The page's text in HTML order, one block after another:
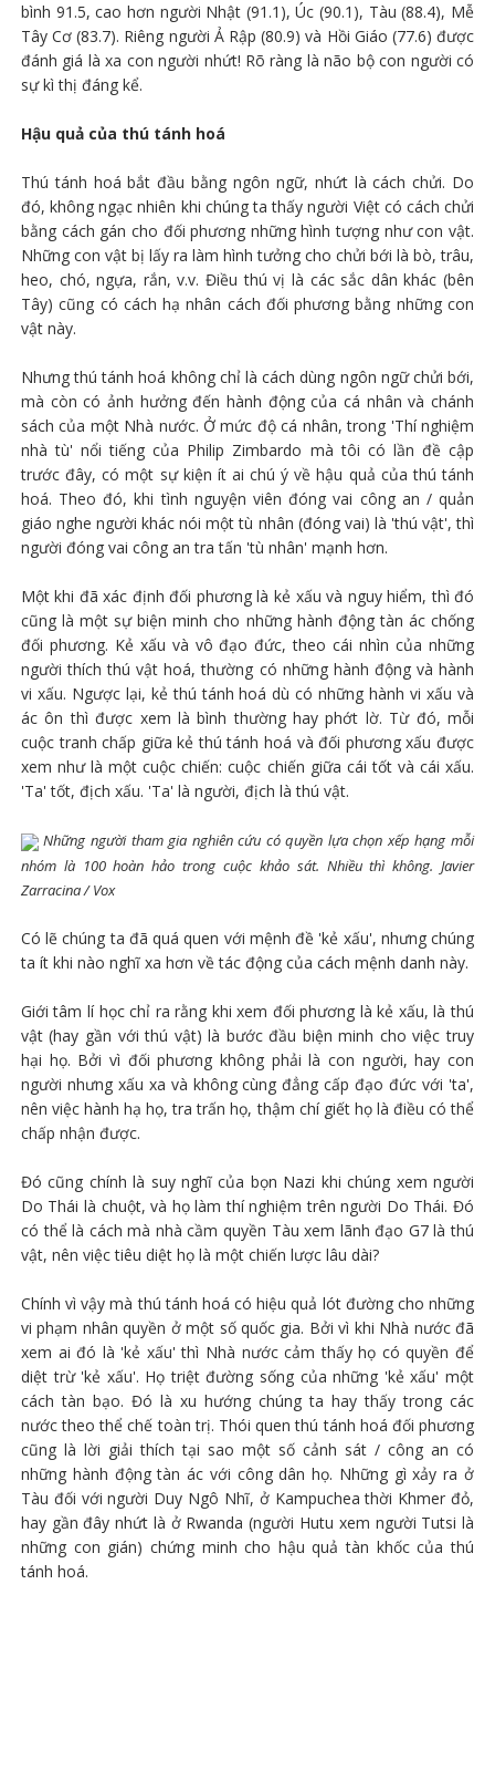
bình 91.5, cao hơn người Nhật (91.1), Úc (90.1), Tàu (88.4), Mễ
Tây Cơ (83.7). Riêng người Ả Rập (80.9) và Hồi Giáo (77.6) được
đánh giá là xa con người nhứt! Rõ ràng là não bộ con người có
sự kì thị đáng kể.
Hậu quả của thú tánh hoá
Thú tánh hoá bắt đầu bằng ngôn ngữ, nhứt là cách chửi. Do
đó, không ngạc nhiên khi chúng ta thấy người Việt có cách chửi
bằng cách gán cho đối phương những hình tượng như con vật.
Những con vật bị lấy ra làm hình tưởng cho chửi bới là bò, trâu,
heo, chó, ngựa, rắn, v.v. Điều thú vị là các sắc dân khác (bên
Tây) cũng có cách hạ nhân cách đối phương bằng những con
vật này.
Nhưng thú tánh hoá không chỉ là cách dùng ngôn ngữ chửi bới,
mà còn có ảnh hưởng đến hành động của cá nhân và chánh
sách của một Nhà nước. Ở mức độ cá nhân, trong 'Thí nghiệm
nhà tù' nổi tiếng của Philip Zimbardo mà tôi có lần đề cập
trước đây, có một sự kiện ít ai chú ý về hậu quả của thú tánh
hoá. Theo đó, khi tình nguyện viên đóng vai công an / quản
giáo nghe người khác nói một tù nhân (đóng vai) là 'thú vật', thì
người đóng vai công an tra tấn 'tù nhân' mạnh hơn.
Một khi đã xác định đối phương là kẻ xấu và nguy hiểm, thì đó
cũng là một sự biện minh cho những hành động tàn ác chống
đối phương. Kẻ xấu và vô đạo đức, theo cái nhìn của những
người thích thú vật hoá, thường có những hành động và hành
vi xấu. Ngược lại, kẻ thú tánh hoá dù có những hành vi xấu và
ác ôn thì được xem là bình thường hay phớt lờ. Từ đó, mỗi
cuộc tranh chấp giữa kẻ thú tánh hoá và đối phương xấu được
xem như là một cuộc chiến: cuộc chiến giữa cái tốt và cái xấu.
'Ta' tốt, địch xấu. 'Ta' là người, địch là thú vật.
Những người tham gia nghiên cứu có quyền lựa chọn xếp hạng mỗi
nhóm là 100 hoàn hảo trong cuộc khảo sát. Nhiều thì không. Javier
Zarracina / Vox
Có lẽ chúng ta đã quá quen với mệnh đề 'kẻ xấu', nhưng chúng
ta ít khi nào nghĩ xa hơn về tác động của cách mệnh danh này.
Giới tâm lí học chỉ ra rằng khi xem đối phương là kẻ xấu, là thú
vật (hay gần với thú vật) là bước đầu biện minh cho việc truy
hại họ. Bởi vì đối phương không phải là con người, hay con
người nhưng xấu xa và không cùng đẳng cấp đạo đức với 'ta',
nên việc hành hạ họ, tra trấn họ, thậm chí giết họ là điều có thể
chấp nhận được.
Đó cũng chính là suy nghĩ của bọn Nazi khi chúng xem người
Do Thái là chuột, và họ làm thí nghiệm trên người Do Thái. Đó
có thể là cách mà nhà cầm quyền Tàu xem lãnh đạo G7 là thú
vật, nên việc tiêu diệt họ là một chiến lược lâu dài?
Chính vì vậy mà thú tánh hoá có hiệu quả lót đường cho những
vi phạm nhân quyền ở một số quốc gia. Bởi vì khi Nhà nước đã
xem ai đó là 'kẻ xấu' thì Nhà nước cảm thấy họ có quyền để
diệt trừ 'kẻ xấu'. Họ triệt đường sống của những 'kẻ xấu' một
cách tàn bạo. Đó là xu hướng chúng ta hay thấy trong các
nước theo thể chế toàn trị. Thói quen thú tánh hoá đối phương
cũng là lời giải thích tại sao một số cảnh sát / công an có
những hành động tàn ác với công dân họ. Những gì xảy ra ở
Tàu đối với người Duy Ngô Nhĩ, ở Kampuchea thời Khmer đỏ,
hay gần đây nhứt là ở Rwanda (người Hutu xem người Tutsi là
những con gián) chứng minh cho hậu quả tàn khốc của thú
tánh hoá.